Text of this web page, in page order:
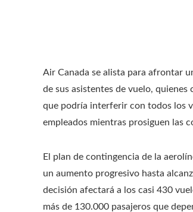
Air Canada se alista para afrontar
de sus asistentes de vuelo,
que podría interferir con todos los
empleados mientras prosiguen las
El plan de contingencia de la
un aumento progresivo hasta
decisión afectará a los casi 430
más de 130.000 pasajeros que